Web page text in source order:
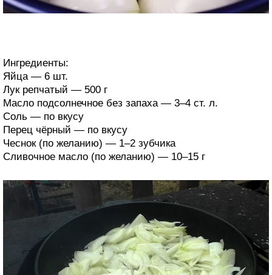
Ингредиенты:
Яйца — 6 шт.
Лук репчатый — 500 г
Масло подсолнечное без запаха — 3–4 ст. л.
Соль — по вкусу
Перец чёрный — по вкусу
Чеснок (по желанию) — 1–2 зубчика
Сливочное масло (по желанию) — 10–15 г